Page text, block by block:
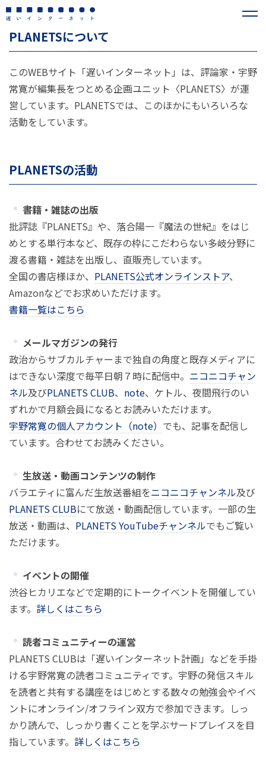
PLANETSについて
このWEBサイト「遅いインターネット」は、評論家・宇野
常寛が編集長をつとめる企画ユニット〈PLANETS〉が運
営しています。PLANETSでは、このほかにもいろいろな
活動をしています。
PLANETSの活動
書籍・雑誌の出版
批評誌『PLANETS』や、落合陽一『魔法の世紀』をはじ
めとする単行本など、既存の枠にこだわらない多岐分野に
渡る書籍・雑誌を出版し、直販売しています。
全国の書店様ほか、 PLANETS公式オンラインストア、
Amazonなどでお求めいただけます。
書籍一覧はこちら
メールマガジンの発行
政治からサブカルチャーまで独自の角度と既存メディアに
はできない深度で毎平日朝７時に配信中。 ニコニコチャン
ネル及びPLANETS CLUB、 note、ケトル、夜間飛行のい
ずれかで月額会員になるとお読みいただけます。
宇野常寛の個人アカウント（note） でも、記事を配信し
ています。合わせてお読みください。
生放送・動画コンテンツの制作
バラエティに富んだ生放送番組をニコニコチャンネル及び
PLANETS CLUBにて放送・動画配信しています。一部の生
放送・動画は、 PLANETS YouTubeチャンネルでもご覧い
ただけます。
イベントの開催
渋谷ヒカリエなどで定期的にトークイベントを開催してい
ます。 詳しくはこちら
読者コミュニティーの運営
PLANETS CLUBは「遅いインターネット計画」などを手掛
ける宇野常寛の読者コミュニティです。宇野の発信スキル
を読者と共有する講座をはじめとする数々の勉強会やイベ
ントにオンライン/オフライン双方で参加できます。しっ
かり読んで、しっかり書くことを学ぶサードプレイスを目
指しています。 詳しくはこちら